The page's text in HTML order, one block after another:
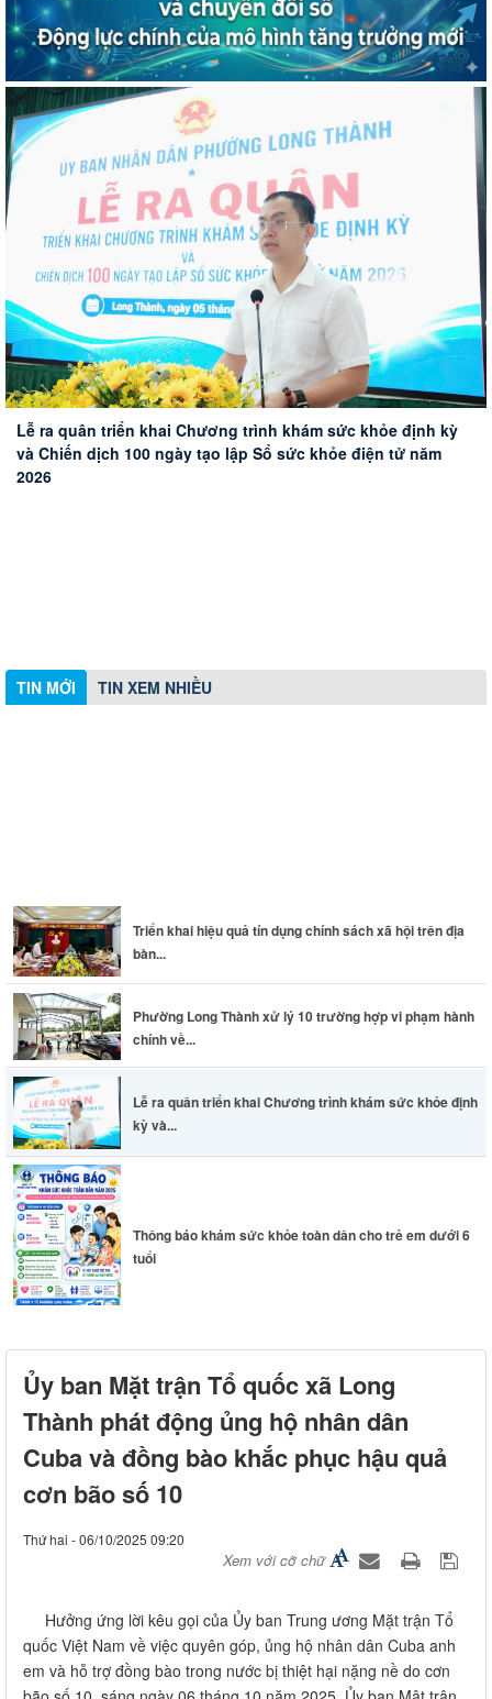
Triển khai hiệu quả tín dụng chính sách xã hội trên địa bàn
phường Long Thành
Phường Long Thành xử lý 10 trường hợp vi phạm hành
chính về trật tự xây dựng
Lễ ra quân triển khai Chương trình khám sức khỏe định kỳ
và Chiến dịch 100 ngày tạo lập Sổ sức khỏe điện tử năm
2026
Thông báo khám sức khỏe toàn dân cho trẻ em dưới 6 tuổi
Đoàn công tác HĐND thành phố Huế khảo sát thực tế Sân
bay Long Thành
Lễ ra quân triển khai Chương trình khám sức khỏe định
kỳ và...
Thông báo khám sức khỏe toàn dân cho trẻ em dưới 6
tuổi
Đoàn công tác HĐND thành phố Huế khảo sát thực tế
Sân bay...
Ủy ban Mặt trận Tổ quốc xã Long
Thành phát động ủng hộ nhân dân
cơn bão số 10
Thứ hai - 06/10/2025 09:20
Xem với cỡ chữ
Hưởng ứng lời kêu gọi của Ủy ban Trung ương Mặt trận Tổ
quốc Việt Nam về việc quyên góp, ủng hộ nhân dân Cuba anh
em và hỗ trợ đồng bào trong nước bị thiệt hại nặng nề do cơn
bão số 10, sáng ngày 06 tháng 10 năm 2025, Ủy ban Mật trận
quyên góp với tinh thần “tương thân tương ái”, “lá lành đùm lá
rách”, phát huy truyền thống đoàn kết, nghĩa tình của dân tộc
Việt Nam.
Tại buổi phát động, đồng chí Nguyễn Tấn Hưng - Ủy viên